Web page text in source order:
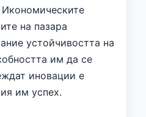
Икономическите
на пазара
устойчивостта на
им да се
иновации е
им успех.